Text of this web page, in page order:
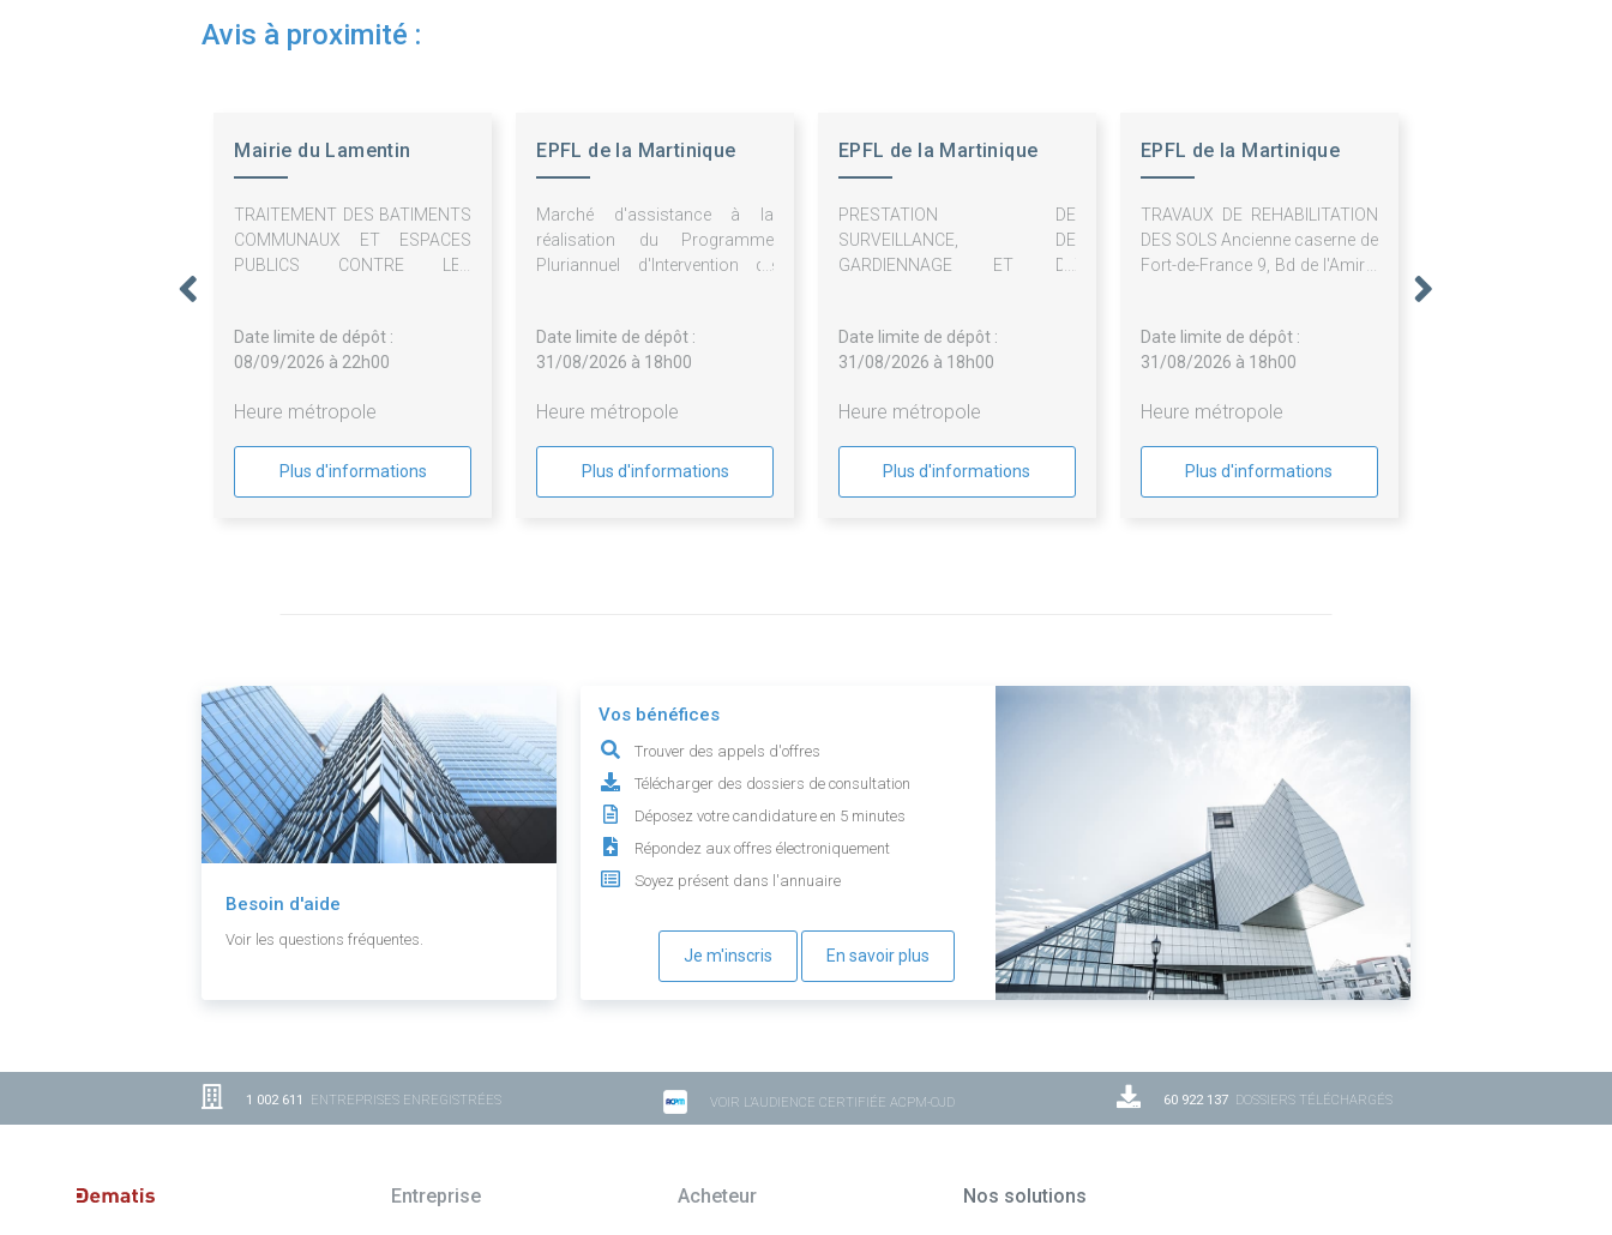
Avis à proximité :
Mairie du Lamentin
TRAITEMENT DES BATIMENTS
COMMUNAUX ET ESPACES
PUBLICS CONTRE LES
virus et bactéries)
Date limite de dépôt :
08/09/2026 à 22h00
Heure métropole
Plus d'informations
EPFL de la Martinique
Marché d'assistance à la
réalisation du Programme
Pluriannuel d'Intervention de
l'élaboration et rédaction du
PPI Lot n°2 - Création
Date limite de dépôt :
31/08/2026 à 18h00
Heure métropole
Plus d'informations
EPFL de la Martinique
PRESTATION DE
SURVEILLANCE, DE
GARDIENNAGE ET DE
(MARTINIQUE)
Date limite de dépôt :
31/08/2026 à 18h00
Heure métropole
Plus d'informations
EPFL de la Martinique
TRAVAUX DE REHABILITATION
DES SOLS Ancienne caserne de
Fort-de-France 9, Bd de l'Amiral
Date limite de dépôt :
31/08/2026 à 18h00
Heure métropole
Plus d'informations
Besoin d'aide
Voir les questions fréquentes.
Vos bénéfices
Trouver des appels d'offres
Télécharger des dossiers de consultation
Déposez votre candidature en 5 minutes
Répondez aux offres électroniquement
Soyez présent dans l'annuaire
Je m'inscris En savoir plus
1 002 611 ENTREPRISES ENREGISTRÉES VOIR L'AUDIENCE CERTIFIÉE ACPM-OJD 60 922 137 DOSSIERS TÉLÉCHARGÉS
Entreprise Acheteur Nos solutions